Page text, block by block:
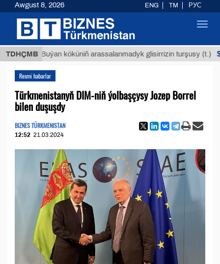
TDHÇMB
Buýan köküniň arassalanmadyk glisirrizin turşusy (t.)
Resmi habarlar
Türkmenistanyň DIM-niň ýolbaşçysy Jozep Borrel
bilen duşuşdy
BIZNES TÜRKMENISTAN
12:52 21.03.2024
Awgust 8, 2026 ENG TM РУС